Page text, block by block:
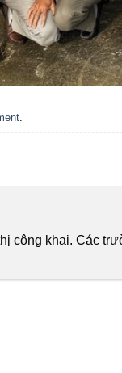
.
công khai. Các